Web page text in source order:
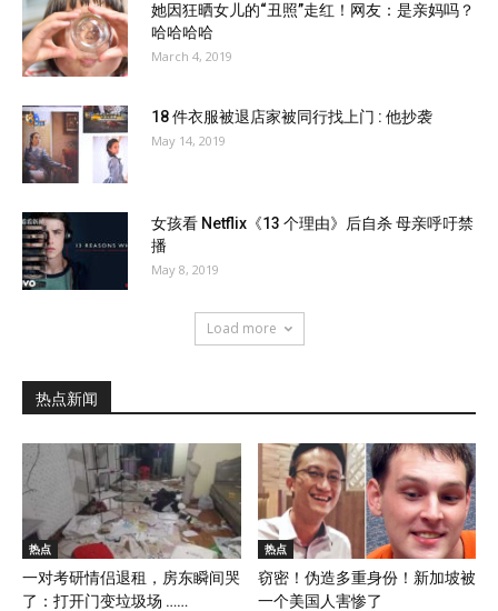
她因狂晒女儿的“丑照”走红！网友：是亲妈吗？
哈哈哈哈
March 4, 2019
18 件衣服被退店家被同行找上门 : 他抄袭
May 14, 2019
女孩看 Netflix《13 个理由》后自杀 母亲呼吁禁
播
May 8, 2019
Load more
热点新闻
热点
一对考研情侣退租，房东瞬间哭
了：打开门变垃圾场 ……
热点
窃密！伪造多重身份！新加坡被
一个美国人害惨了